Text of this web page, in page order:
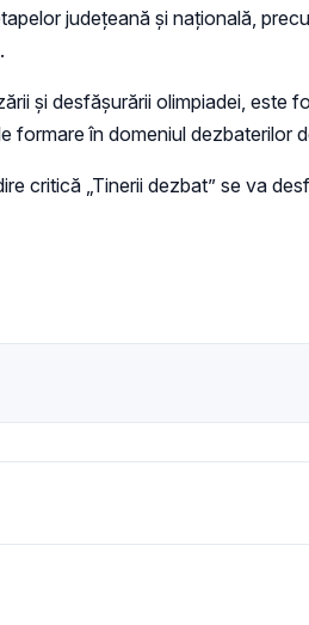
judeţeană şi naţională,
și desfășurării olimpiadei, este
formare în domeniul dezbaterilor
critică „Tinerii dezbat” se va